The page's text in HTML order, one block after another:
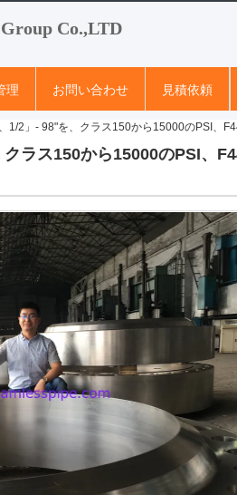
Co.,LTD
理 お問い合わせ 見積依頼
1/2」- 98"を、クラス150から15000のPSI、
ラス150から15000のPSI、